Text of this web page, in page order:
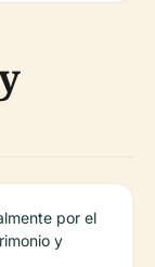
por el
y